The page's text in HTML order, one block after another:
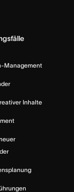
Management
Inhalte